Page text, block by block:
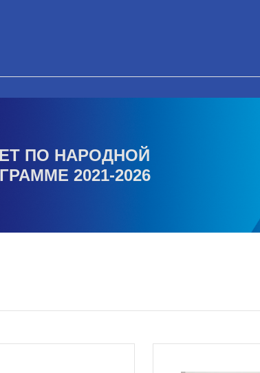
ПО НАРОДНОЙ
2021-2026